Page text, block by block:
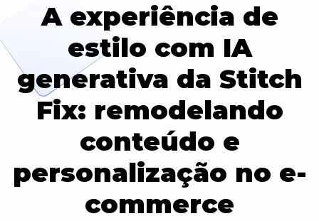
A experiência de
estilo com IA
generativa da Stitch
Fix: remodelando
conteúdo e
personalização no e-
commerce